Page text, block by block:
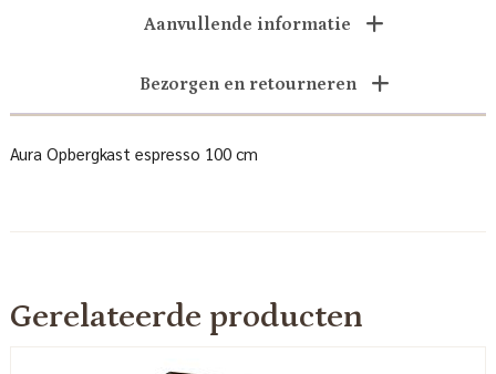
Aanvullende informatie
Bezorgen en retourneren
Aura Opbergkast espresso 100 cm
Gerelateerde producten